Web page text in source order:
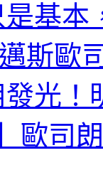
是基本
斯歐
光！
歐司